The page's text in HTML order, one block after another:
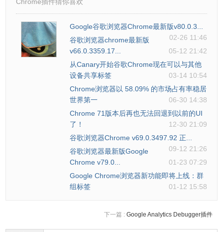
Google谷歌浏览器Chrome最新版v80.0.3...
02-26 11:46
谷歌浏览器chrome最新版
v66.0.3359.17...
05-12 21:42
从Canary开始谷歌Chrome现在可以与其他
设备共享标签
03-14 10:54
Chrome浏览器以 58.09% 的市场占有率稳居
世界第一
06-30 14:38
Chrome 71版本后再也无法回退到以前的UI
了！
12-30 21:09
谷歌浏览器Chrome v69.0.3497.92 正...
09-12 21:26
谷歌浏览器最新版Google
Chrome v79.0...
01-23 07:29
Google Chrome浏览器新功能即将上线：群
组标签
01-12 15:58
下一篇 : Google Analytics Debugger插件